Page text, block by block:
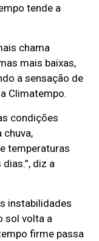
tende a
chama
mais baixas,
a sensação de
Climatempo.
condições
chuva,
temperaturas
diz a
instabilidades
sol volta a
firme passa